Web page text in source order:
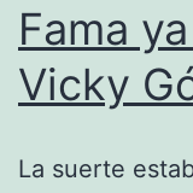
Fama
Vicky
La suerte